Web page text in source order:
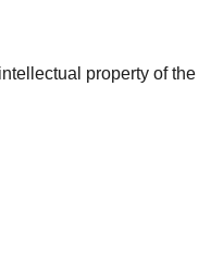
property of the